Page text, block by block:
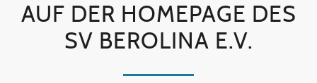
AUF DER HOMEPAGE DES
SV BEROLINA E.V.